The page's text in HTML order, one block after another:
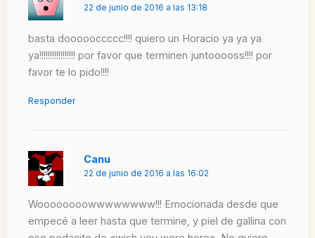
22 de junio de 2016 a las 13:18
basta doooooccccc!!!! quiero un Horacio ya ya ya
ya!!!!!!!!!!!!!!!!! por favor que terminen juntooooss!!!! por
favor te lo pido!!!!
Responder
Canu
22 de junio de 2016 a las 16:02
Woooooooowwwwwwww!!! Emocionada desde que
empecé a leer hasta que termine, y piel de gallina con